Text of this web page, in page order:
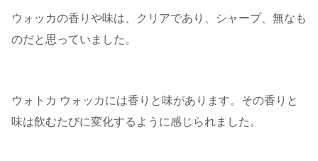
ウォッカの香りや味は、クリアであり、シャープ、無なも
のだと思っていました。
ウォトカ ウォッカには香りと味があります。その香りと
味は飲むたびに変化するように感じられました。